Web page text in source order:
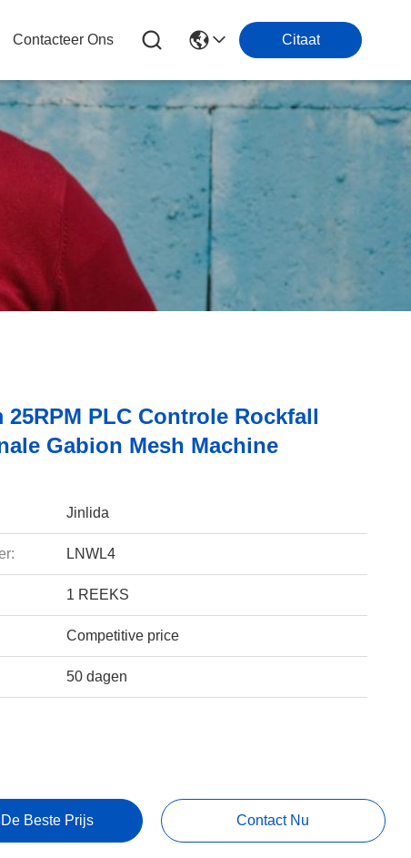
Contacteer Ons Citaat
25RPM PLC Controle Rockfall
Gabion Mesh Machine
Jinlida
LNWL4
1 REEKS
Competitive price
50 dagen
Beste Prijs Contact Nu